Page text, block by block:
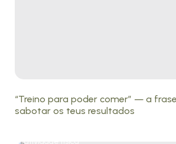
“Treino para poder comer” — a
sabotar os teus resultados